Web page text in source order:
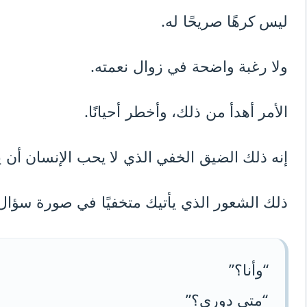
ليس كرهًا صريحًا له.
ولا رغبة واضحة في زوال نعمته.
الأمر أهدأ من ذلك، وأخطر أحيانًا.
إنه ذلك الضيق الخفي الذي لا يحب الإنسان
ذلك الشعور الذي يأتيك متخفيًا في صورة
“وأنا؟”
“متى دوري؟”